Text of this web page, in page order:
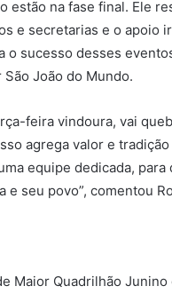
estão na fase final. Ele
e secretarias e o apoio
sucesso desses
João do Mundo.
feira vindoura, vai
agrega valor e tradição
equipe dedicada, para
seu povo”, comentou
Maior Quadrilhão Junino